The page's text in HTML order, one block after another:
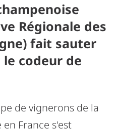
Régionale des
fait sauter
codeur de
de vignerons de la
France s'est